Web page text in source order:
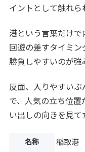
イントとして触れら
港という言葉だけで
回遊の差すタイミ
勝負しやすいのが強
反面、入りやすい
で、人気の立ち位
い出しの向きを見て
名称 稲取港